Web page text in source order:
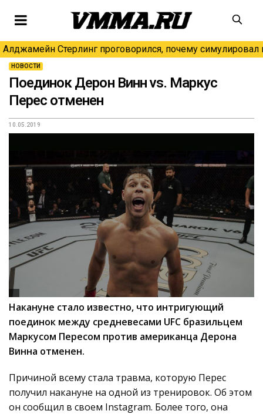
Алджамейн Стерлинг проговорился, почему симулировал
НОВОСТИ
Поединок Дерон Винн vs. Маркус
Перес отменен
10.05.2019
Накануне стало известно, что интригующий
поединок между средневесами UFC бразильцем
Маркусом Пересом против американца Дерона
Винна отменен.
Причиной всему стала травма, которую Перес
получил накануне на одной из тренировок. Об этом
он сообщил в своем Instagram. Более того, она